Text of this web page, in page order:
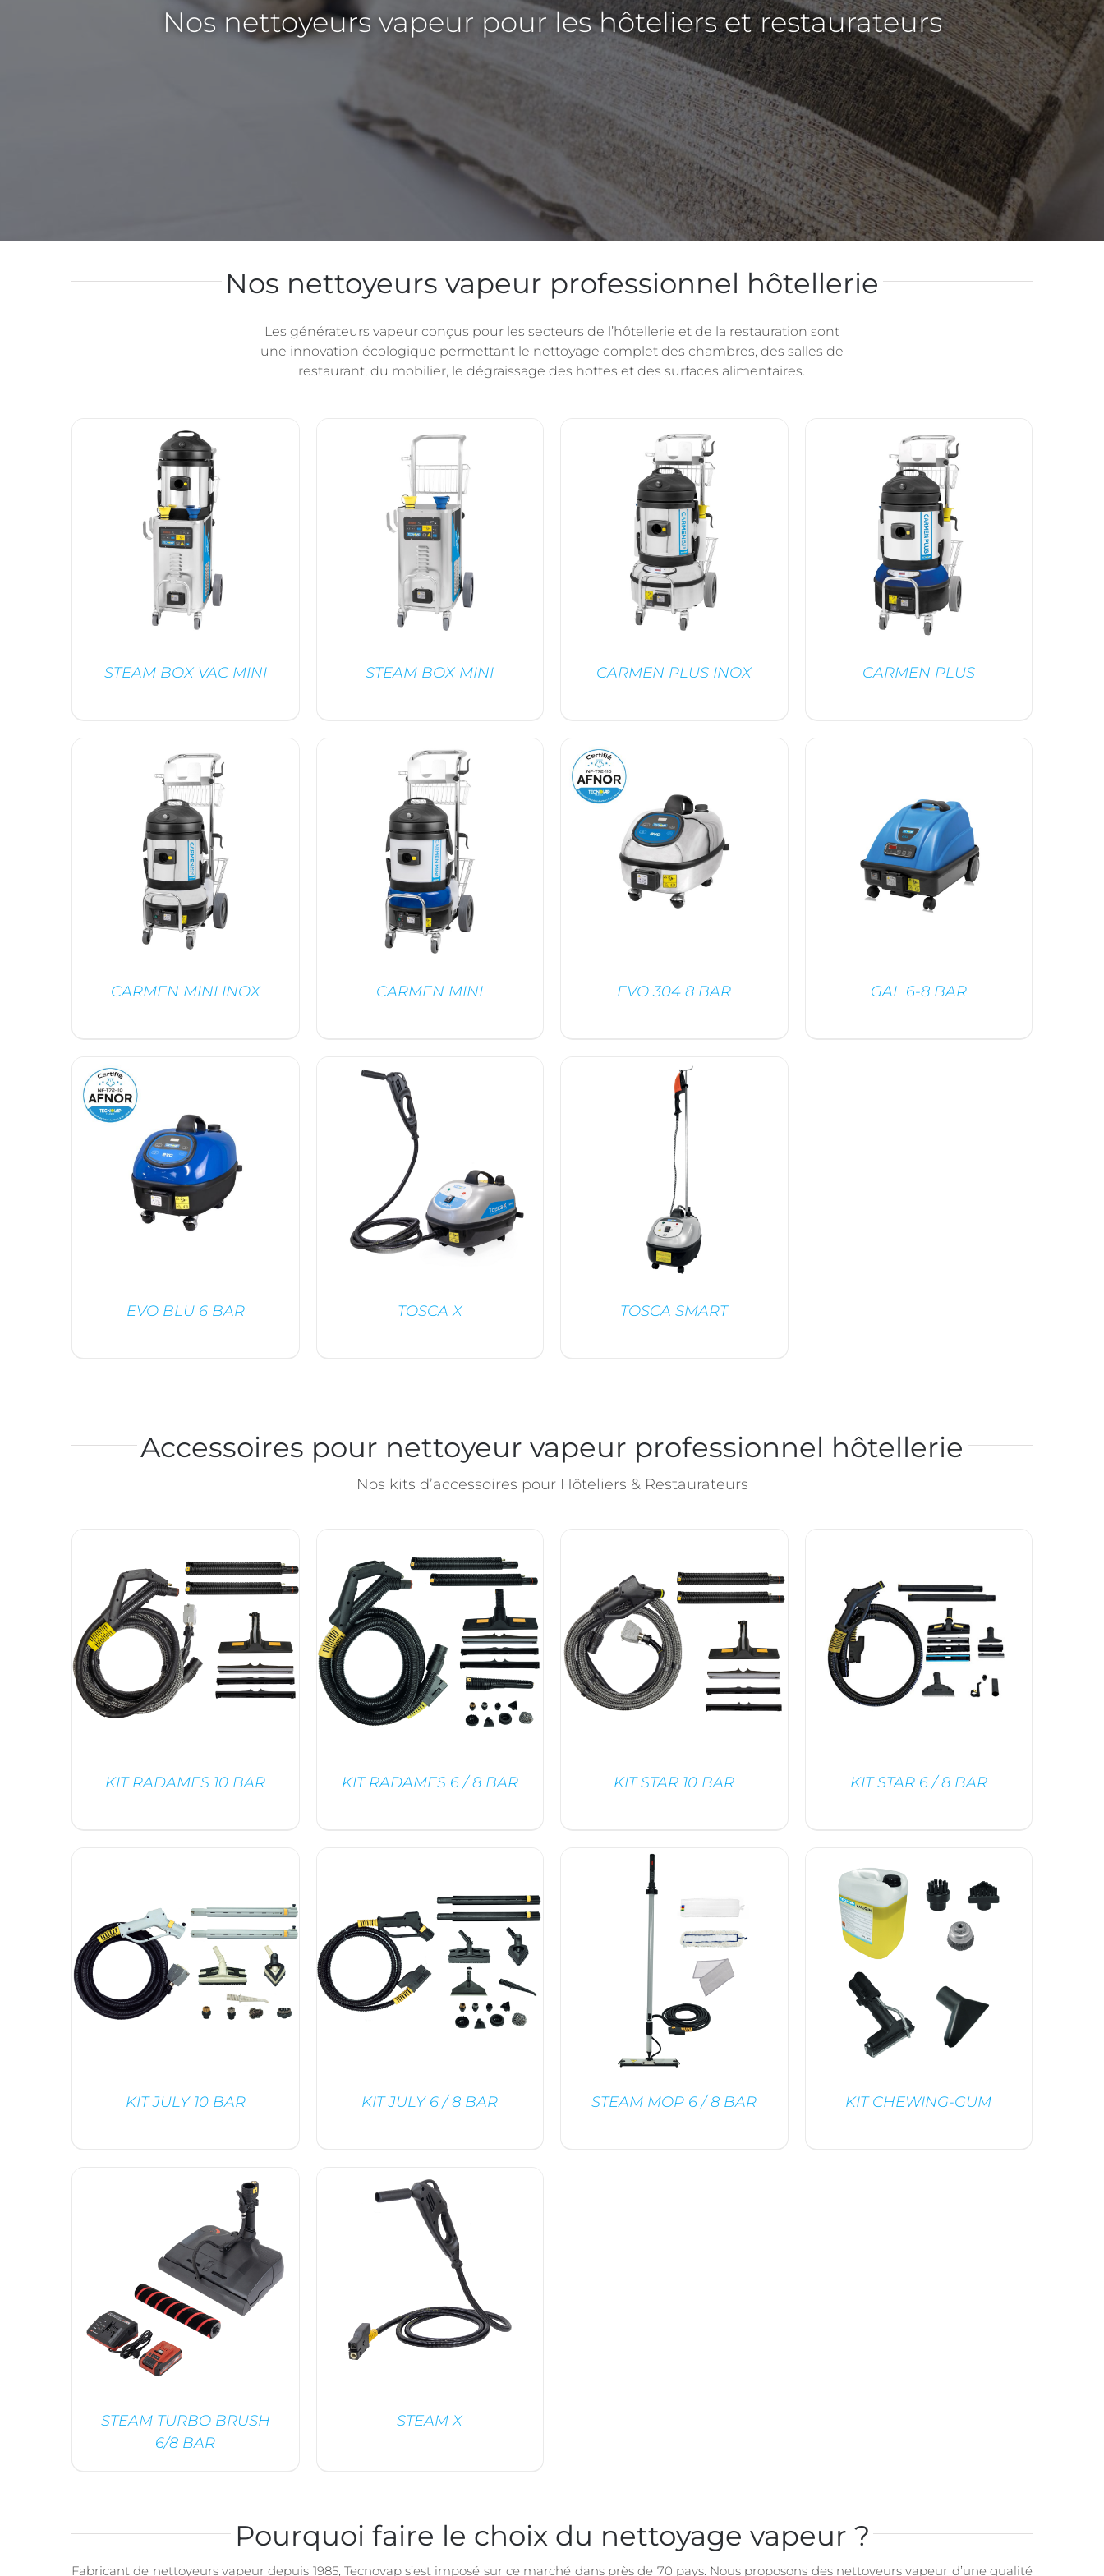
Nos nettoyeurs vapeur pour les hôteliers et restaurateurs
Nos nettoyeurs vapeur professionnel hôtellerie
Les générateurs vapeur conçus pour les secteurs de l’hôtellerie et de la restauration sont
une innovation écologique permettant le nettoyage complet des chambres, des salles de
restaurant, du mobilier, le dégraissage des hottes et des surfaces alimentaires.
DÉTAILS
STEAM BOX VAC MINI
DÉTAILS
STEAM BOX MINI CARMEN PLUS INOX CARMEN PLUS
CARMEN MINI INOX
DÉTAILS
CARMEN MINI
DÉTAILS
EVO 304 8 BAR GAL 6-8 BAR
EVO BLU 6 BAR TOSCA X TOSCA SMART
Accessoires pour nettoyeur vapeur professionnel hôtellerie
Nos kits d’accessoires pour Hôteliers & Restaurateurs
KIT RADAMES 10 BAR KIT RADAMES 6 / 8 BAR
DÉTAILS
KIT STAR 10 BAR
DÉTAILS
KIT STAR 6 / 8 BAR
KIT JULY 10 BAR
DÉTAILS
KIT JULY 6 / 8 BAR STEAM MOP 6 / 8 BAR KIT CHEWING-GUM
STEAM TURBO BRUSH
6/8 BAR
STEAM X
Pourquoi faire le choix du nettoyage vapeur ?
Fabricant de nettoyeurs vapeur depuis 1985, Tecnovap s’est imposé sur ce marché dans près de 70 pays. Nous proposons des nettoyeurs vapeur d’une qualité